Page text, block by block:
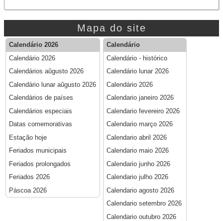
Mapa do site
Calendário 2026
Calendário 2026
Calendários aŭgusto 2026
Calendário lunar aŭgusto 2026
Calendários de países
Calendários especiais
Datas comemorativas
Estação hoje
Feriados municipais
Feriados prolongados
Feriados 2026
Páscoa 2026
Calendário
Calendário - histórico
Calendário lunar 2026
Calendário 2026
Calendario janeiro 2026
Calendario fevereiro 2026
Calendario março 2026
Calendario abril 2026
Calendario maio 2026
Calendario junho 2026
Calendario julho 2026
Calendario agosto 2026
Calendario setembro 2026
Calendario outubro 2026